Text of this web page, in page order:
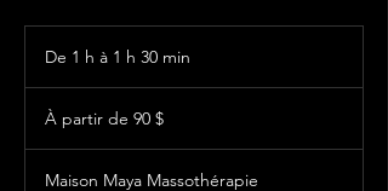
De 1 h à 1 h 30 min
1
3
partir
canadiens
À partir de 90 $
Maison Maya Massothérapie